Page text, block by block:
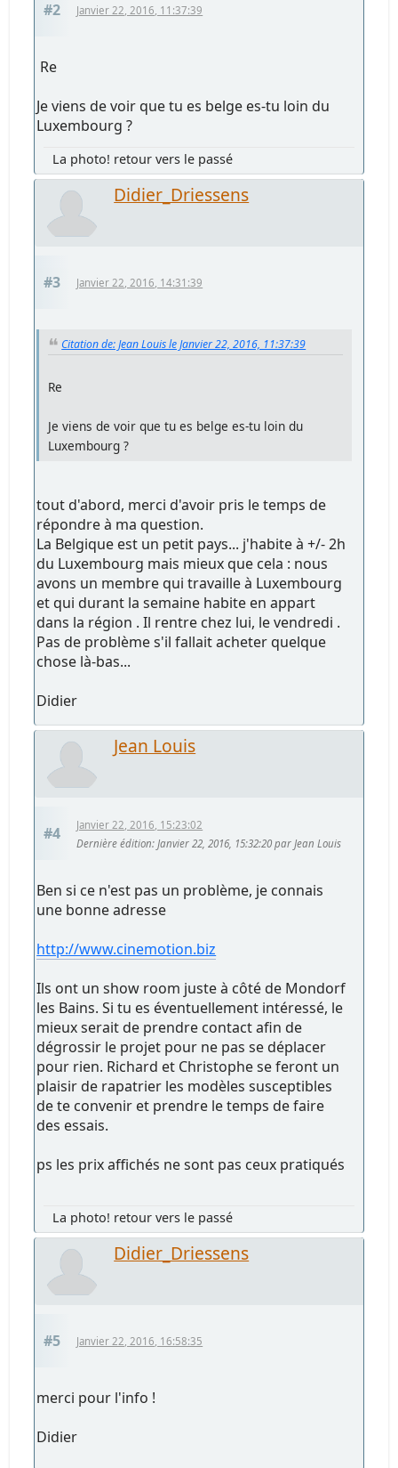
#2 Janvier 22, 2016, 11:37:39
Re
Je viens de voir que tu es belge es-tu loin du
Luxembourg ?
La photo! retour vers le passé
Didier_Driessens
#3 Janvier 22, 2016, 14:31:39
Citation de: Jean Louis le Janvier 22, 2016, 11:37:39
Re
Je viens de voir que tu es belge es-tu loin du
Luxembourg ?
tout d'abord, merci d'avoir pris le temps de
répondre à ma question.
La Belgique est un petit pays... j'habite à +/- 2h
du Luxembourg mais mieux que cela : nous
avons un membre qui travaille à Luxembourg
et qui durant la semaine habite en appart
dans la région . Il rentre chez lui, le vendredi .
Pas de problème s'il fallait acheter quelque
chose là-bas...
Didier
Jean Louis
#4
Janvier 22, 2016, 15:23:02
Dernière édition: Janvier 22, 2016, 15:32:20 par Jean Louis
Ben si ce n'est pas un problème, je connais
une bonne adresse
http://www.cinemotion.biz
Ils ont un show room juste à côté de Mondorf
les Bains. Si tu es éventuellement intéressé, le
mieux serait de prendre contact afin de
dégrossir le projet pour ne pas se déplacer
pour rien. Richard et Christophe se feront un
plaisir de rapatrier les modèles susceptibles
de te convenir et prendre le temps de faire
des essais.
ps les prix affichés ne sont pas ceux pratiqués
La photo! retour vers le passé
Didier_Driessens
#5 Janvier 22, 2016, 16:58:35
merci pour l'info !
Didier